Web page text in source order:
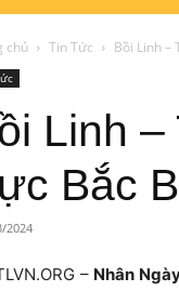
Thánh
Lành
Việt
chủ Tin Tức Bồi Linh –
Linh
Bắc
2024
–Nhân